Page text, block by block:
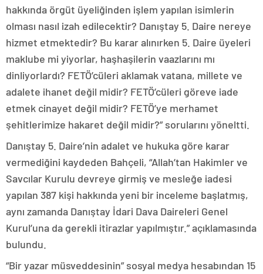
hakkında örgüt üyeliğinden işlem yapılan isimlerin
olması nasıl izah edilecektir? Danıştay 5. Daire nereye
hizmet etmektedir? Bu karar alınırken 5. Daire üyeleri
maklube mi yiyorlar, haşhaşilerin vaazlarını mı
dinliyorlardı? FETÖ’cüleri aklamak vatana, millete ve
adalete ihanet değil midir? FETÖ’cüleri göreve iade
etmek cinayet değil midir? FETÖ’ye merhamet
şehitlerimize hakaret değil midir?” sorularını yöneltti.
Danıştay 5. Daire’nin adalet ve hukuka göre karar
vermediğini kaydeden Bahçeli, “Allah’tan Hakimler ve
Savcılar Kurulu devreye girmiş ve mesleğe iadesi
yapılan 387 kişi hakkında yeni bir inceleme başlatmış,
aynı zamanda Danıştay İdari Dava Daireleri Genel
Kurul’una da gerekli itirazlar yapılmıştır.” açıklamasında
bulundu.
“Bir yazar müsveddesinin” sosyal medya hesabından 15